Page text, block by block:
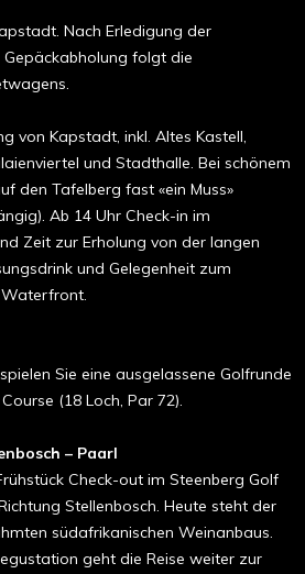
Nach Erledigung der
folgt die
von Kapstadt, inkl. Altes Kastell,
und Stadthalle. Bei schönem
den Tafelberg fast «ein Muss»
Ab 14 Uhr Check-in im
Zeit zur Erholung von der langen
und Gelegenheit zum
Sie eine ausgelassene Golfrunde
(18 Loch, Par 72).
– Paarl
Check-out im Steenberg Golf
Stellenbosch. Heute steht der
südafrikanischen Weinanbaus.
geht die Reise weiter zur